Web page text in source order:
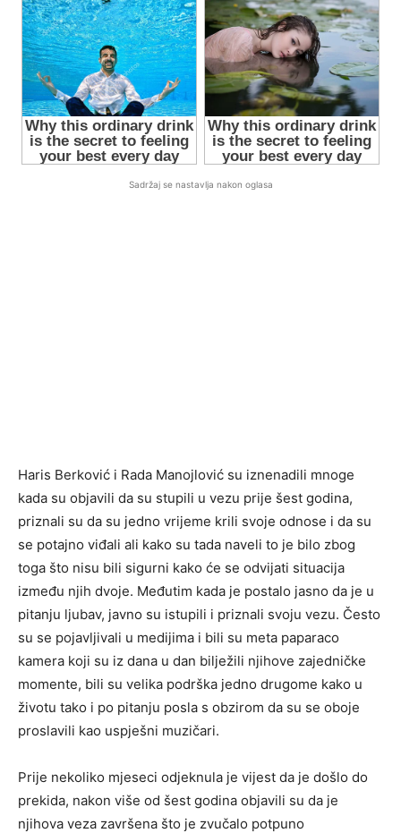
Sadržaj se nastavlja nakon oglasa
Haris Berković i Rada Manojlović su iznenadili mnoge
kada su objavili da su stupili u vezu prije šest godina,
priznali su da su jedno vrijeme krili svoje odnose i da su
se potajno viđali ali kako su tada naveli to je bilo zbog
toga što nisu bili sigurni kako će se odvijati situacija
između njih dvoje. Međutim kada je postalo jasno da je u
pitanju ljubav, javno su istupili i priznali svoju vezu. Često
su se pojavljivali u medijima i bili su meta paparaco
kamera koji su iz dana u dan bilježili njihove zajedničke
momente, bili su velika podrška jedno drugome kako u
životu tako i po pitanju posla s obzirom da su se oboje
proslavili kao uspješni muzičari.
Prije nekoliko mjeseci odjeknula je vijest da je došlo do
prekida, nakon više od šest godina objavili su da je
njihova veza završena što je zvučalo potpuno